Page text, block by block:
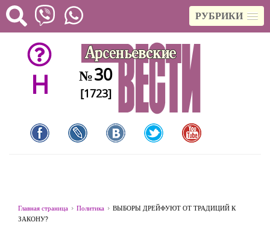
РУБРИКИ
H №30
[1723]
Главная страница Политика
ВЫБОРЫ ДРЕЙФУЮТ ОТ ТРАДИЦИЙ К
ЗАКОНУ?